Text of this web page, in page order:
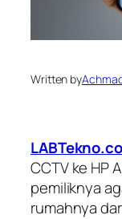
Written by
CCTV ke HP
pemiliknya
rumahnya